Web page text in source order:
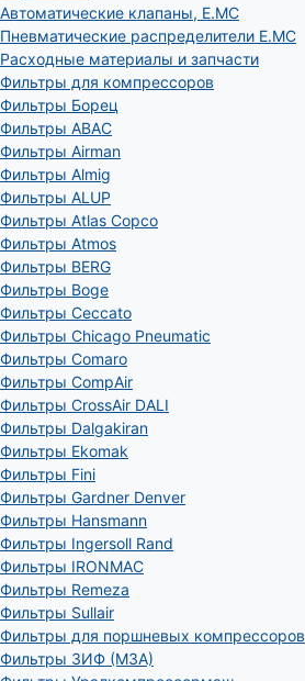
Автоматические клапаны, Е.МС
Пневматические распределители E.MC
Расходные материалы и запчасти
Фильтры для компрессоров
Фильтры Борец
Фильтры ABAC
Фильтры Airman
Фильтры Almig
Фильтры ALUP
Фильтры Atlas Copco
Фильтры Atmos
Фильтры BERG
Фильтры Boge
Фильтры Ceccato
Фильтры Chicago Pneumatic
Фильтры Comaro
Фильтры CompAir
Фильтры CrossAir DALI
Фильтры Dalgakiran
Фильтры Ekomak
Фильтры Fini
Фильтры Gardner Denver
Фильтры Hansmann
Фильтры Ingersoll Rand
Фильтры IRONMAC
Фильтры Remeza
Фильтры Sullair
Фильтры для поршневых компрессоров
Фильтры ЗИФ (МЗА)